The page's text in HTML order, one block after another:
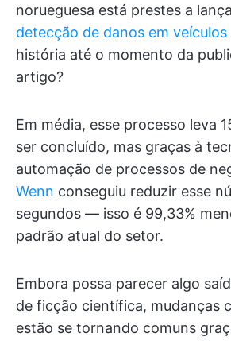
norueguesa está prestes a
detecção de danos em veículos
história até o momento da
artigo?
Em média, esse processo leva
ser concluído, mas graças à
automação de processos de
Wenn conseguiu reduzir esse
segundos — isso é 99,33%
padrão atual do setor.
Embora possa parecer algo
de ficção científica, mudanças
estão se tornando comuns